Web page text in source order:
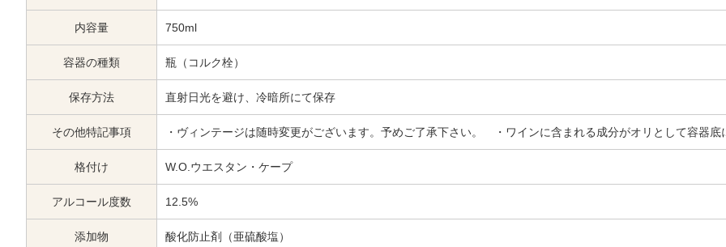
内容量 750ml
容器の種類 瓶（コルク栓）
保存方法 直射日光を避け、冷暗所にて保存
その他特記事項 ・ヴィンテージは随時変更がございます。予めご了承下さい。 ・ワインに含まれる成分がオリとして容器底
格付け W.O.ウエスタン・ケープ
アルコール度数 12.5%
添加物 酸化防止剤（亜硫酸塩）